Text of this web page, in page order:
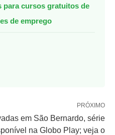
para cursos gratuitos de
de emprego
PRÓXIMO
em São Bernardo, série
na Globo Play; veja o